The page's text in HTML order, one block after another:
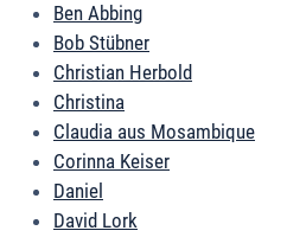
Ben Abbing
Bob Stübner
Christian Herbold
Christina
Claudia aus Mosambique
Corinna Keiser
Daniel
David Lork